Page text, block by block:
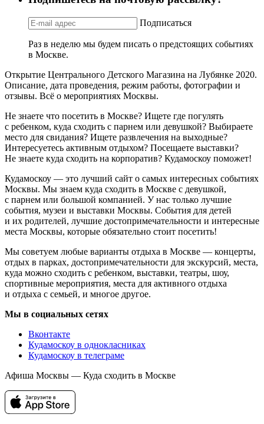
Подписаться
Раз в неделю мы будем писать о предстоящих событиях
в Москве.
Открытие Центрального Детского Магазина на Лубянке 2020.
Описание, дата проведения, режим работы, фотографии и
отзывы. Всё о мероприятиях Москвы.
Не знаете что посетить в Москве? Ищете где погулять
с ребенком, куда сходить с парнем или девушкой? Выбираете
место для свидания? Ищете развлечения на выходные?
Интересуетесь активным отдыхом? Посещаете выставки?
Не знаете куда сходить на корпоратив? Кудамоскоу поможет!
Кудамоскоу — это лучший сайт о самых интересных событиях
Москвы. Мы знаем куда сходить в Москве с девушкой,
с парнем или большой компанией. У нас только лучшие
события, музеи и выставки Москвы. События для детей
и их родителей, лучшие достопримечательности и интересные
места Москвы, которые обязательно стоит посетить!
Мы советуем любые варианты отдыха в Москве — концерты,
отдых в парках, достопримечательности для экскурсий, места,
куда можно сходить с ребенком, выставки, театры, шоу,
спортивные мероприятия, места для активного отдыха
и отдыха с семьей, и многое другое.
Мы в социальных сетях
Вконтакте
Кудамоскоу в однокласниках
Кудамоскоу в телеграме
Афиша Москвы — Куда сходить в Москве